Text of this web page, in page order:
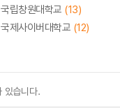
국립창원대학교 (13)
국제사이버대학교 (12)
있습니다.